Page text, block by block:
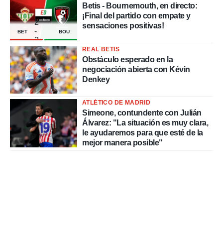
BET
2
-
2
BOU
Betis - Bournemouth, en directo:
¡Final del partido con empate y
sensaciones positivas!
REAL BETIS
Obstáculo esperado en la
negociación abierta con Kévin
Denkey
ATLÉTICO DE MADRID
Simeone, contundente con Julián
Álvarez: "La situación es muy clara,
le ayudaremos para que esté de la
mejor manera posible"